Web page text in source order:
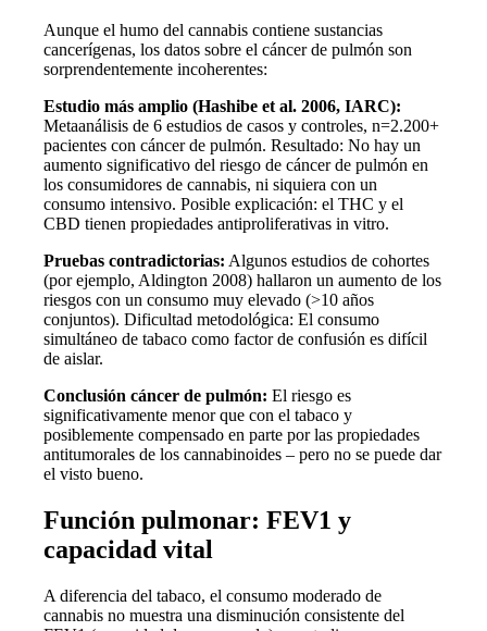
Aunque el humo del cannabis contiene sustancias
cancerígenas, los datos sobre el cáncer de pulmón son
sorprendentemente incoherentes:
Estudio más amplio (Hashibe et al. 2006, IARC):
Metaanálisis de 6 estudios de casos y controles, n=2.200+
pacientes con cáncer de pulmón. Resultado: No hay un
aumento significativo del riesgo de cáncer de pulmón en
los consumidores de cannabis, ni siquiera con un
consumo intensivo. Posible explicación: el THC y el
CBD tienen propiedades antiproliferativas in vitro.
Pruebas contradictorias: Algunos estudios de cohortes
(por ejemplo, Aldington 2008) hallaron un aumento de los
riesgos con un consumo muy elevado (>10 años
conjuntos). Dificultad metodológica: El consumo
simultáneo de tabaco como factor de confusión es difícil
de aislar.
Conclusión cáncer de pulmón: El riesgo es
significativamente menor que con el tabaco y
posiblemente compensado en parte por las propiedades
antitumorales de los cannabinoides – pero no se puede dar
el visto bueno.
Función pulmonar: FEV1 y
capacidad vital
A diferencia del tabaco, el consumo moderado de
cannabis no muestra una disminución consistente del